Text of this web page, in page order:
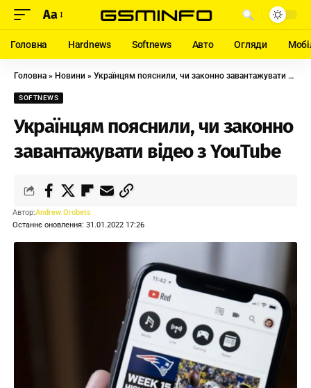
Aa
Головна Hardnews Softnews Авто Огляди
Головна » Новини » Українцям пояснили, чи законно завантажувати відео з YouTube
SOFTNEWS
Українцям пояснили, чи законно
завантажувати відео з YouTube
Останнє оновлення: 31.01.2022 17:26
Автор:Andrew Orobets